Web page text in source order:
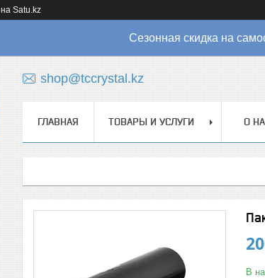
на Satu.kz
Сезонная скидка на
shop@tccrystal.kz
ГЛАВНАЯ ТОВАРЫ И УСЛУГИ О
В